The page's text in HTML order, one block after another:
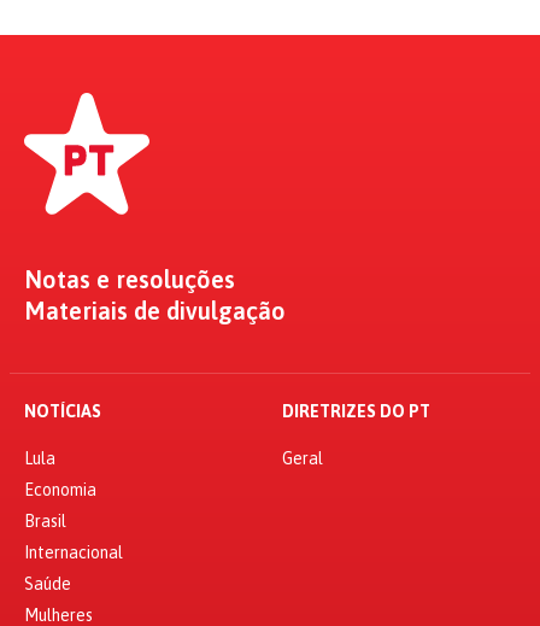
Notas e resoluções
Materiais de divulgação
NOTÍCIAS
Lula
Economia
Brasil
Internacional
Saúde
Mulheres
DIRETRIZES DO PT
Geral